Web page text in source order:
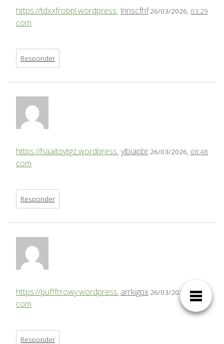
lnnscfhf 26/03/2026, 03:29
https://tdxxfrobpl.wordpress.
com
Responder
ylbiapbr 26/03/2026, 08:48
https://haaitoytgz.wordpress.
com
Responder
arrkigpx 26/03/2026,14:43
https://pufffrrowy.wordpress.
com
Responder